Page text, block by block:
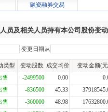
融资融券交易
员及相关人员持有本公司股份变
变更日期从
类型 变动股数 成交均价
变动金额(
售 -2499500 0.00
售 -836500 45.33
售 -360000 48.98